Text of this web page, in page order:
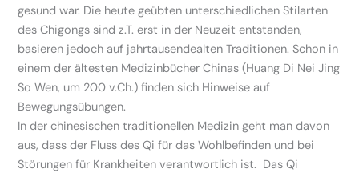
gesund war. Die heute geübten unterschiedlichen Stilarten
des Chigongs sind z.T. erst in der Neuzeit entstanden,
basieren jedoch auf jahrtausendealten Traditionen. Schon in
einem der ältesten Medizinbücher Chinas (Huang Di Nei Jing
So Wen, um 200 v.Ch.) finden sich Hinweise auf
Bewegungsübungen.
In der chinesischen traditionellen Medizin geht man davon
aus, dass der Fluss des Qi für das Wohlbefinden und bei
Störungen für Krankheiten verantwortlich ist. Das Qi